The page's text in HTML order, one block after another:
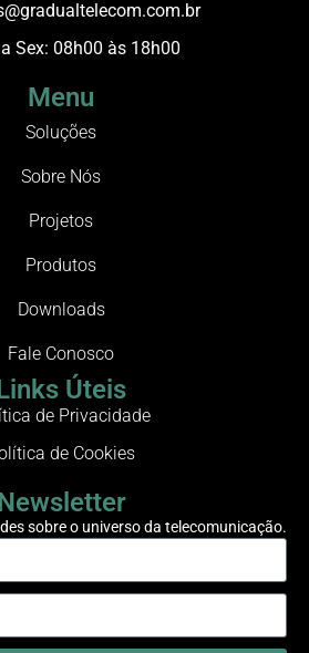
Sex: 08h00 às 18h00
Menu
Soluções
Sobre Nós
Projetos
Produtos
Downloads
Fale Conosco
Úteis
de Privacidade
de Cookies
sobre o universo da telecomunicação.